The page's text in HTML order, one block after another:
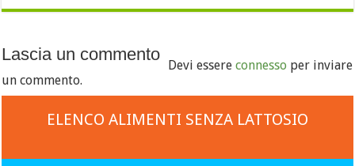
Lascia un commento
Devi essereconnesso per inviare
un commento.
ELENCO ALIMENTI SENZA LATTOSIO